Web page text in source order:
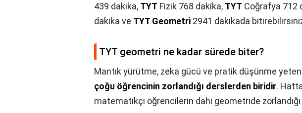
439 dakika, TYT Fizik 768 dakika, TYT Coğrafya 712
dakika ve TYT Geometri 2941 dakikada
TYT geometri ne kadar sürede biter?
Mantık yürütme, zeka gücü ve pratik düşünme
çoğu öğrencinin zorlandığı derslerden biridir.
matematikçi öğrencilerin dahi geometride